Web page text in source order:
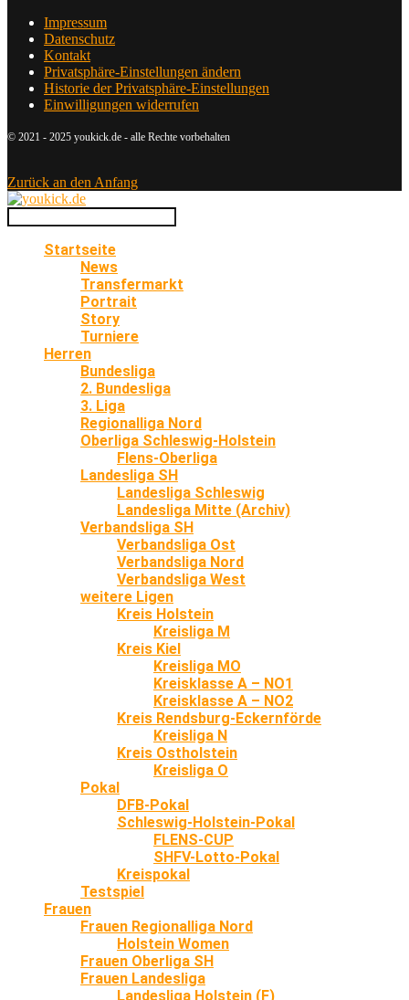
Impressum
Datenschutz
Kontakt
Privatsphäre-Einstellungen ändern
Historie der Privatsphäre-Einstellungen
Einwilligungen widerrufen
© 2021 - 2025 youkick.de - alle Rechte vorbehalten
Zurück an den Anfang
Startseite
News
Transfermarkt
Portrait
Story
Turniere
Herren
Bundesliga
2. Bundesliga
3. Liga
Regionalliga Nord
Oberliga Schleswig-Holstein
Flens-Oberliga
Landesliga SH
Landesliga Schleswig
Landesliga Mitte (Archiv)
Verbandsliga SH
Verbandsliga Ost
Verbandsliga Nord
Verbandsliga West
weitere Ligen
Kreis Holstein
Kreisliga M
Kreis Kiel
Kreisliga MO
Kreisklasse A – NO1
Kreisklasse A – NO2
Kreis Rendsburg-Eckernförde
Kreisliga N
Kreis Ostholstein
Kreisliga O
Pokal
DFB-Pokal
Schleswig-Holstein-Pokal
FLENS-CUP
SHFV-Lotto-Pokal
Kreispokal
Testspiel
Frauen
Frauen Regionalliga Nord
Holstein Women
Frauen Oberliga SH
Frauen Landesliga
Landesliga Holstein (F)